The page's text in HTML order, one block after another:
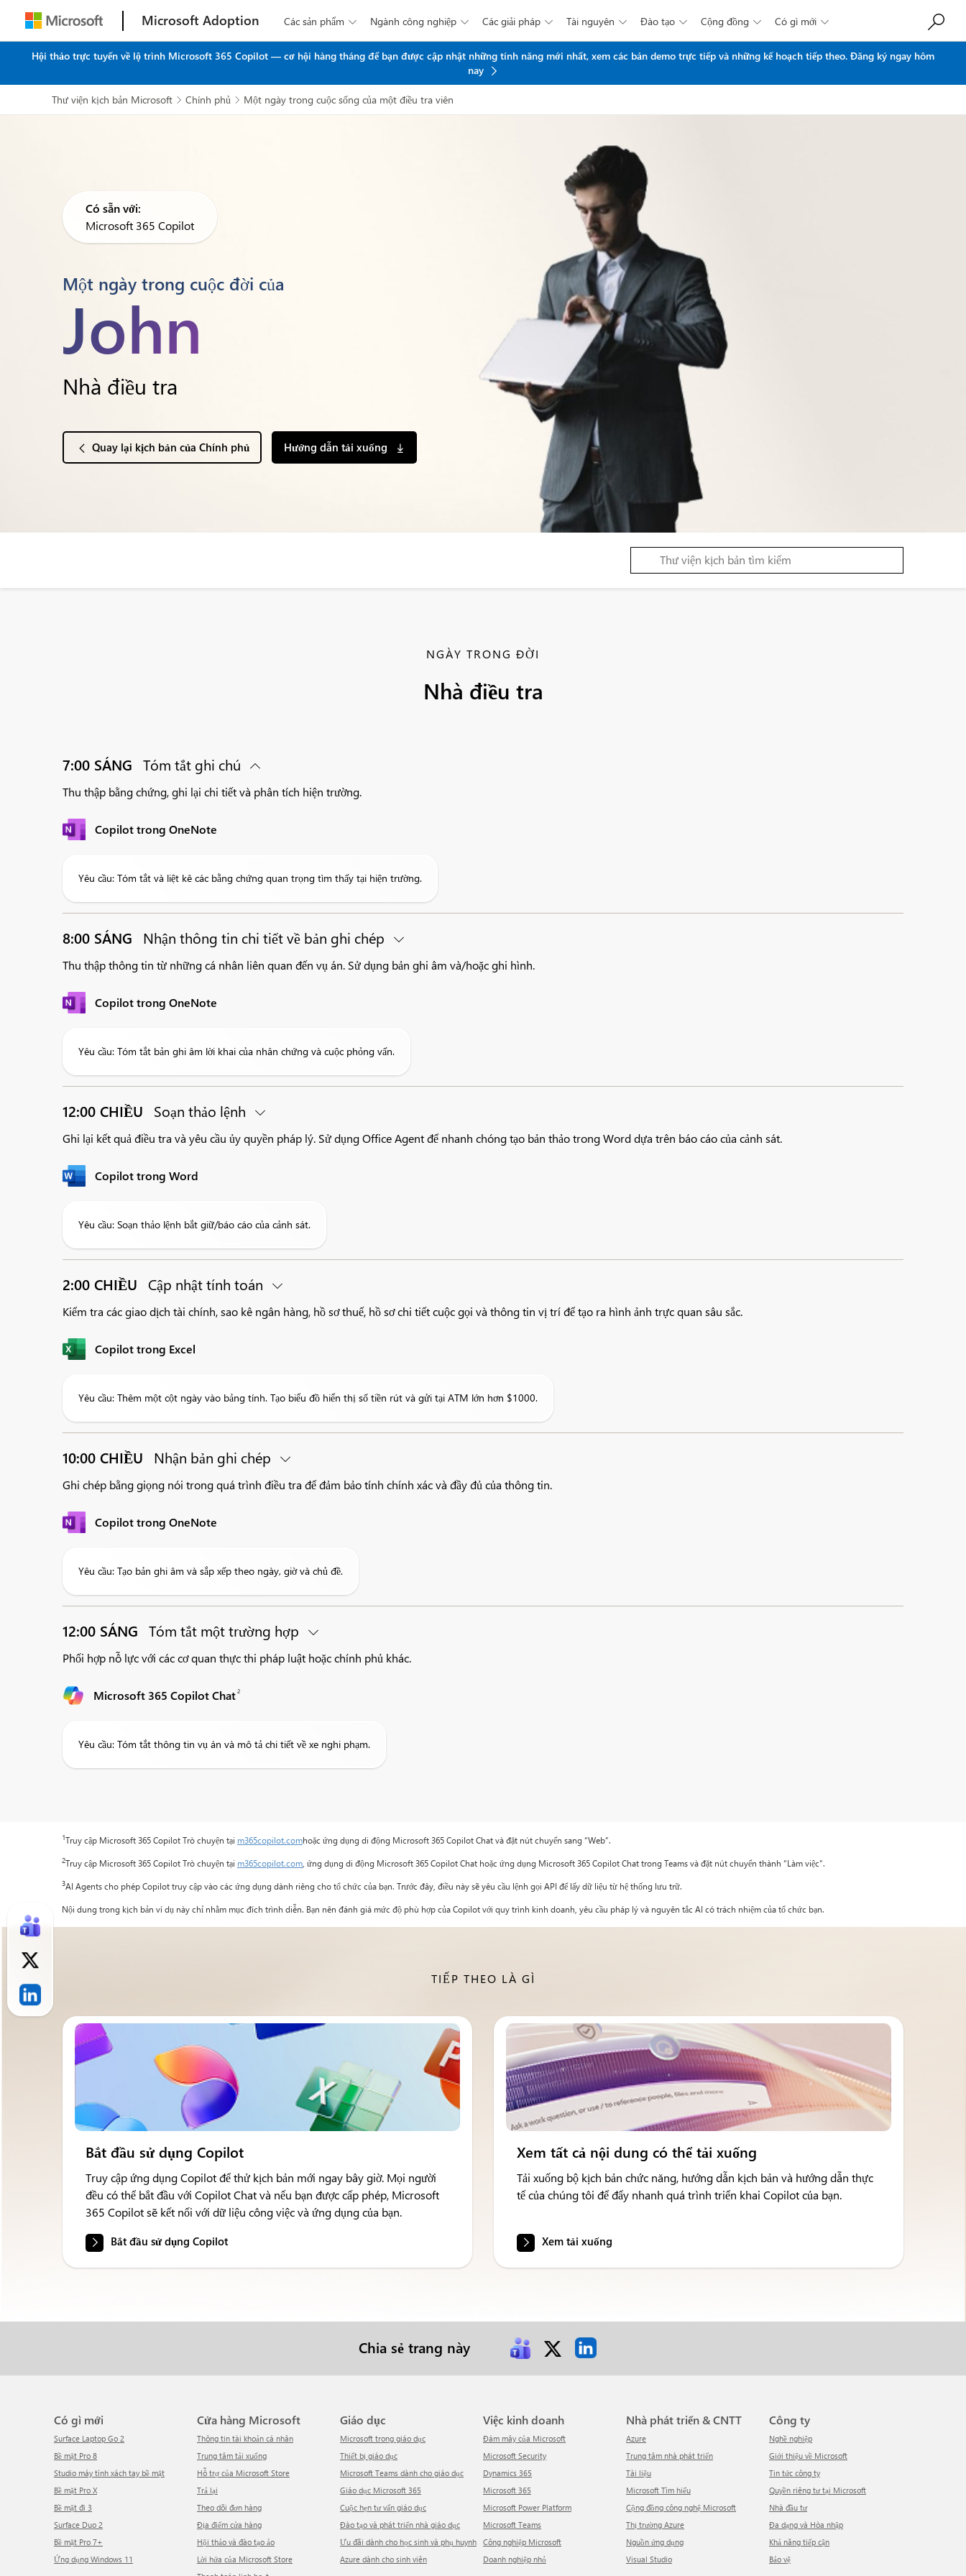
Chuyển đến nội dung chính
Microsoft Adoption Các sản phẩm  Ngành công nghiệp  Các giải pháp  Tài nguyên  Đào tạo  Cộng đồng  Có gì mới 
Hội thảo trực tuyến về lộ trình Microsoft 365 Copilot — cơ hội hàng tháng để bạn được cập nhật những tính năng mới nhất, xem các bản demo trực tiếp và những kế hoạch tiếp theo. Đăng ký ngay hôm
nay
Thư viện kịch bản Microsoft  Chính phủ  Một ngày trong cuộc sống của một điều tra viên
Có sẵn với:
Microsoft 365 Copilot
Một ngày trong cuộc đời của
John
Nhà điều tra
Quay lại kịch bản của Chính phủ Hướng dẫn tải xuống
NGÀY TRONG ĐỜI
Nhà điều tra
7:00 SÁNG Tóm tắt ghi chú
Thu thập bằng chứng, ghi lại chi tiết và phân tích hiện trường.
Copilot trong OneNote
Yêu cầu: Tóm tắt và liệt kê các bằng chứng quan trọng tìm thấy tại hiện trường.
8:00 SÁNG Nhận thông tin chi tiết về bản ghi chép
Thu thập thông tin từ những cá nhân liên quan đến vụ án. Sử dụng bản ghi âm và/hoặc ghi hình.
Copilot trong OneNote
Yêu cầu: Tóm tắt bản ghi âm lời khai của nhân chứng và cuộc phỏng vấn.
12:00 CHIỀU Soạn thảo lệnh
Ghi lại kết quả điều tra và yêu cầu ủy quyền pháp lý. Sử dụng Office Agent để nhanh chóng tạo bản thảo trong Word dựa trên báo cáo của cảnh sát.
Copilot trong Word
Yêu cầu: Soạn thảo lệnh bắt giữ/báo cáo của cảnh sát.
2:00 CHIỀU Cập nhật tính toán
Kiểm tra các giao dịch tài chính, sao kê ngân hàng, hồ sơ thuế, hồ sơ chi tiết cuộc gọi và thông tin vị trí để tạo ra hình ảnh trực quan sâu sắc.
Copilot trong Excel
Yêu cầu: Thêm một cột ngày vào bảng tính. Tạo biểu đồ hiển thị số tiền rút và gửi tại ATM lớn hơn $1000.
10:00 CHIỀU Nhận bản ghi chép
Ghi chép bằng giọng nói trong quá trình điều tra để đảm bảo tính chính xác và đầy đủ của thông tin.
Copilot trong OneNote
Yêu cầu: Tạo bản ghi âm và sắp xếp theo ngày, giờ và chủ đề.
12:00 SÁNG Tóm tắt một trường hợp
Phối hợp nỗ lực với các cơ quan thực thi pháp luật hoặc chính phủ khác.
Microsoft 365 Copilot Chat2
Yêu cầu: Tóm tắt thông tin vụ án và mô tả chi tiết về xe nghi phạm.
1Truy cập Microsoft 365 Copilot Trò chuyện tại m365copilot.comhoặc ứng dụng di động Microsoft 365 Copilot Chat và đặt nút chuyển sang “Web”.
2Truy cập Microsoft 365 Copilot Trò chuyện tại m365copilot.com , ứng dụng di động Microsoft 365 Copilot Chat hoặc ứng dụng Microsoft 365 Copilot Chat trong Teams và đặt nút chuyển thành “Làm việc”.
3AI Agents cho phép Copilot truy cập vào các ứng dụng dành riêng cho tổ chức của bạn. Trước đây, điều này sẽ yêu cầu lệnh gọi API để lấy dữ liệu từ hệ thống lưu trữ.
Nội dung trong kịch bản ví dụ này chỉ nhằm mục đích trình diễn. Bạn nên đánh giá mức độ phù hợp của Copilot với quy trình kinh doanh, yêu cầu pháp lý và nguyên tắc AI có trách nhiệm của tổ chức bạn.
TIẾP THEO LÀ GÌ
Bắt đầu sử dụng Copilot
Truy cập ứng dụng Copilot để thử kịch bản mới ngay bây giờ. Mọi người
đều có thể bắt đầu với Copilot Chat và nếu bạn được cấp phép, Microsoft
365 Copilot sẽ kết nối với dữ liệu công việc và ứng dụng của bạn.
Bắt đầu sử dụng Copilot
Xem tất cả nội dung có thể tải xuống
Tải xuống bộ kịch bản chức năng, hướng dẫn kịch bản và hướng dẫn thực
tế của chúng tôi để đẩy nhanh quá trình triển khai Copilot của bạn.
Xem tải xuống
Chia sẻ trang này
Có gì mới
Surface Laptop Go 2
Bề mặt Pro 8
Studio máy tính xách tay bề mặt
Bề mặt Pro X
Bề mặt đi 3
Surface Duo 2
Bề mặt Pro 7+
Ứng dụng Windows 11
Cửa hàng Microsoft
Thông tin tài khoản cá nhân
Trung tâm tải xuống
Hỗ trợ của Microsoft Store
Trả lại
Theo dõi đơn hàng
Địa điểm cửa hàng
Hội thảo và đào tạo ảo
Lời hứa của Microsoft Store
Giáo dục
Microsoft trong giáo dục
Thiết bị giáo dục
Microsoft Teams dành cho giáo dục
Giáo dục Microsoft 365
Cuộc hẹn tư vấn giáo dục
Đào tạo và phát triển nhà giáo dục
Ưu đãi dành cho học sinh và phụ huynh
Azure dành cho sinh viên
Việc kinh doanh
Đám mây của Microsoft
Microsoft Security
Dynamics 365
Microsoft 365
Microsoft Power Platform
Microsoft Teams
Công nghiệp Microsoft
Doanh nghiệp nhỏ
Nhà phát triển & CNTT
Azure
Trung tâm nhà phát triển
Tài liệu
Microsoft Tìm hiểu
Cộng đồng công nghệ Microsoft
Thị trường Azure
Nguồn ứng dụng
Visual Studio
Công ty
Nghề nghiệp
Giới thiệu về Microsoft
tin tức công ty
Quyền riêng tư tại Microsoft
Nhà đầu tư
Đa dạng và Hòa nhập
Khả năng tiếp cận
Bảo vệ